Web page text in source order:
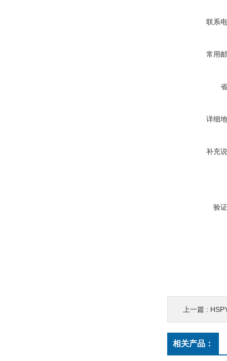
联系
常用
详细
补充
验
上一篇 : HSPY
相关产品：